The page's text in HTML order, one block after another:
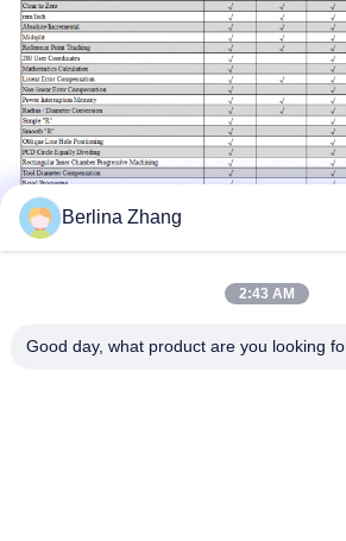
Berlina Zhang
2:43 AM
Good day, what product are you looking